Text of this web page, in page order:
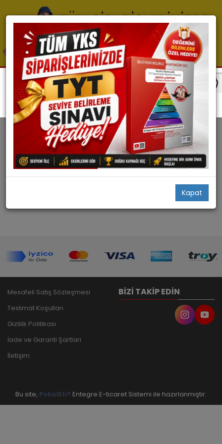
Kapat
Kazandıran Setler
KAZANDIRAN SETLER 0 ürün bulundu
Filtrele Stoktakiler
Mesafeli Satış Sözleşmesi
Teslimat Koşulları
Gizlilik Politikası
İade ve Garanti Şartları
İletişim
BIZI TAKIP EDIN
Bu site, PobolEti® Entegre E-ticaret Sistemi ile hazırlanmıştır.